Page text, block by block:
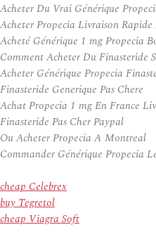
Acheter Du Vrai Générique
Acheter Propecia Livraison Rapide
Acheté Générique 1 mg Propecia
Comment Acheter Du Finasteride
Acheter Générique Propecia
Finasteride Generique Pas Chere
Achat Propecia 1 mg En France
Finasteride Pas Cher Paypal
Ou Acheter Propecia A Montreal
Commander Générique Propecia
cheap Celebrex
buy Tegretol
cheap Viagra Soft